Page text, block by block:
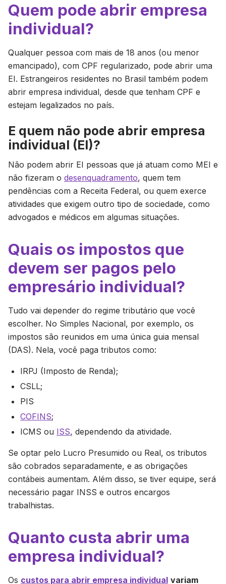
Quem pode abrir empresa
individual?
Qualquer pessoa com mais de 18 anos (ou menor
emancipado), com CPF regularizado, pode abrir uma
EI. Estrangeiros residentes no Brasil também podem
abrir empresa individual, desde que tenham CPF e
estejam legalizados no país.
E quem não pode abrir empresa
individual (EI)?
Não podem abrir EI pessoas que já atuam como MEI e
não fizeram o desenquadramento, quem tem
pendências com a Receita Federal, ou quem exerce
atividades que exigem outro tipo de sociedade, como
advogados e médicos em algumas situações.
Quais os impostos que
devem ser pagos pelo
empresário individual?
Tudo vai depender do regime tributário que você
escolher. No Simples Nacional, por exemplo, os
impostos são reunidos em uma única guia mensal
(DAS). Nela, você paga tributos como:
IRPJ (Imposto de Renda);
CSLL;
PIS
COFINS;
ICMS ou ISS, dependendo da atividade.
Se optar pelo Lucro Presumido ou Real, os tributos
são cobrados separadamente, e as obrigações
contábeis aumentam. Além disso, se tiver equipe, será
necessário pagar INSS e outros encargos
trabalhistas.
Quanto custa abrir uma
empresa individual?
Os custos para abrir empresa individual variam